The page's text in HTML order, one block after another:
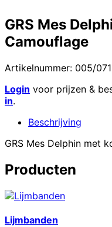
GRS Mes
Camouflage
Artikelnummer: 005/071
Login voor prijzen &
in.
Beschrijving
GRS Mes Delphin met
Producten
Lijmbanden